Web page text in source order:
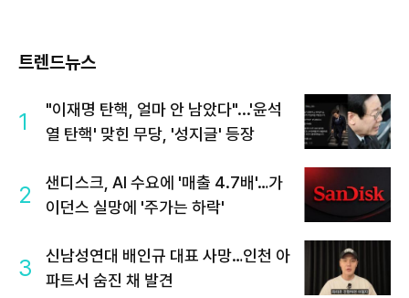
트렌드뉴스
1
"이재명 탄핵, 얼마 안 남았다"...'윤석
열 탄핵' 맞힌 무당, '성지글' 등장
2
샌디스크, AI 수요에 '매출 4.7배'…가
이던스 실망에 '주가는 하락'
3
신남성연대 배인규 대표 사망…인천 아
파트서 숨진 채 발견